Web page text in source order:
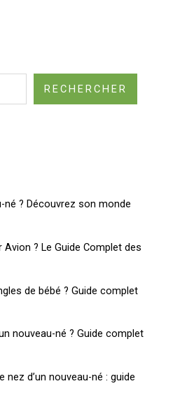
RECHERCHER
né ? Découvrez son monde
? Le Guide Complet des
de bébé ? Guide complet
nouveau-né ? Guide complet
d’un nouveau-né : guide